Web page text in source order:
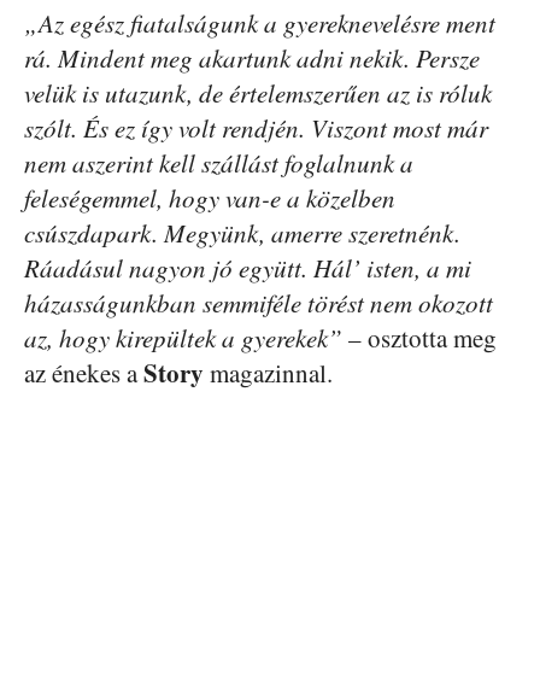
„Az egész fiatalságunk a gyereknevelésre ment
rá. Mindent meg akartunk adni nekik. Persze
velük is utazunk, de értelemszerűen az is róluk
szólt. És ez így volt rendjén. Viszont most már
nem aszerint kell szállást foglalnunk a
feleségemmel, hogy van-e a közelben
csúszdapark. Megyünk, amerre szeretnénk.
Ráadásul nagyon jó együtt. Hál’ isten, a mi
házasságunkban semmiféle törést nem okozott
az, hogy kirepültek a gyerekek” – osztotta meg
az énekes aStory magazinnal.